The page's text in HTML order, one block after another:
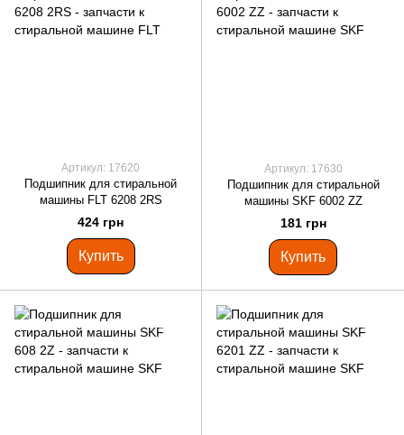
Артикул: 17620
Подшипник для стиральной
машины FLT 6208 2RS
424 грн
Купить
Артикул: 17630
Подшипник для стиральной
машины SKF 6002 ZZ
181 грн
Купить